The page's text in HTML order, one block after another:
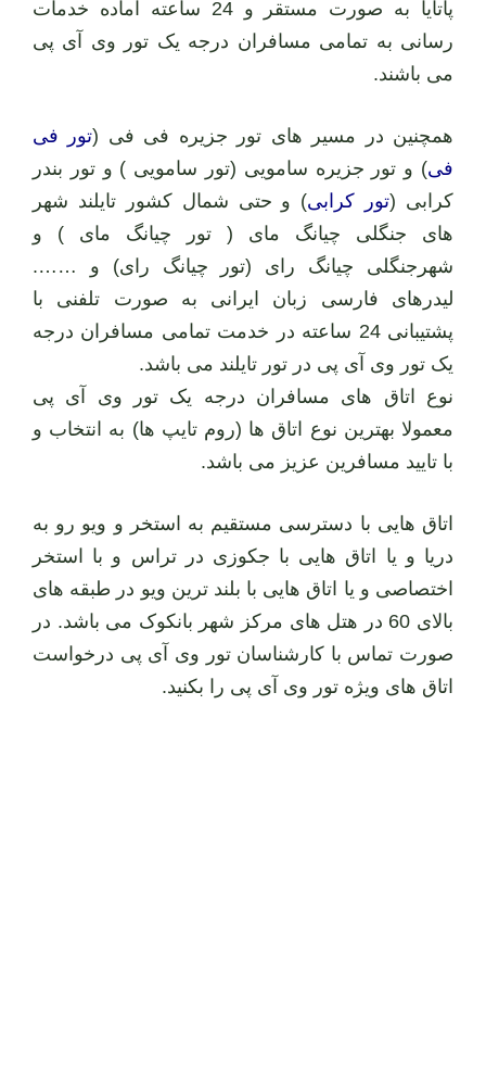
پاتایا به صورت مستقر و 24 ساعته آماده خدمات
رسانی به تمامی مسافران درجه یک تور وی آی پی
می باشند.
همچنین در مسیر های تور جزیره فی فی (تور فی
فی) و تور جزیره سامویی (تور سامویی ) و تور بندر
کرابی (تور کرابی) و حتی شمال کشور تایلند شهر
های جنگلی چیانگ مای ( تور چیانگ مای ) و
شهرجنگلی چیانگ رای (تور چیانگ رای) و …….
لیدرهای فارسی زبان ایرانی به صورت تلفنی با
پشتیبانی 24 ساعته در خدمت تمامی مسافران درجه
یک تور وی آی پی در تور تایلند می باشد.
نوع اتاق های مسافران درجه یک تور وی آی پی
معمولا بهترین نوع اتاق ها (روم تایپ ها) به انتخاب و
با تایید مسافرین عزیز می باشد.
اتاق هایی با دسترسی مستقیم به استخر و ویو رو به
دریا و یا اتاق هایی با جکوزی در تراس و با استخر
اختصاصی و یا اتاق هایی با بلند ترین ویو در طبقه های
بالای 60 در هتل های مرکز شهر بانکوک می باشد. در
صورت تماس با کارشناسان تور وی آی پی درخواست
اتاق های ویژه تور وی آی پی را بکنید.